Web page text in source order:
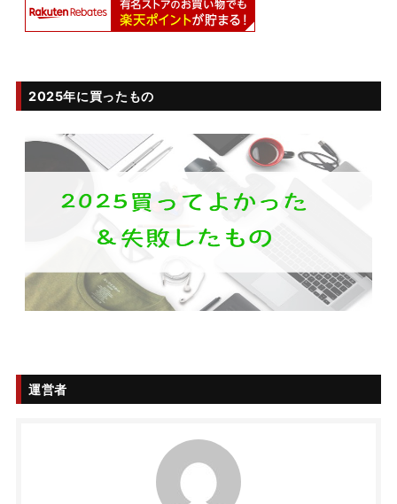
2025年に買ったもの
運営者